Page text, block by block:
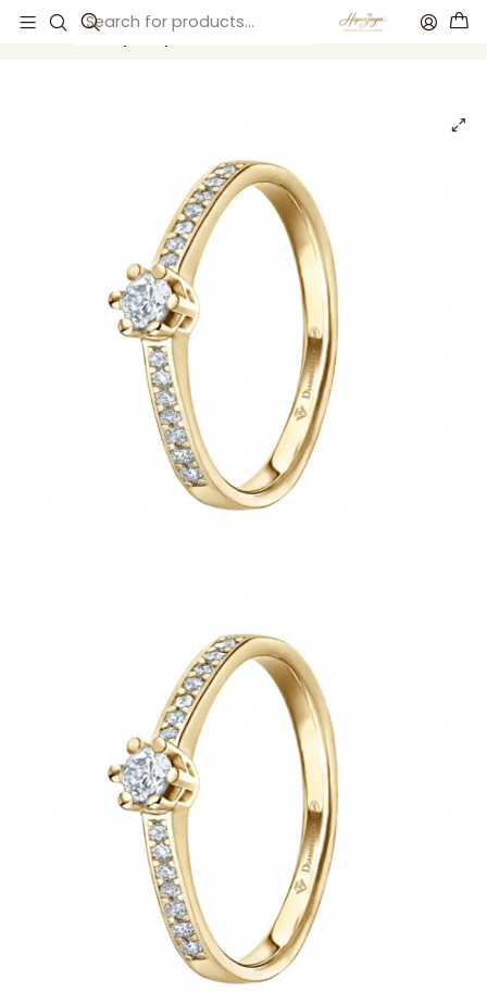
Accueil Anillos de compromiso Anillos de compromiso
Anillo solitario para pedido de mano